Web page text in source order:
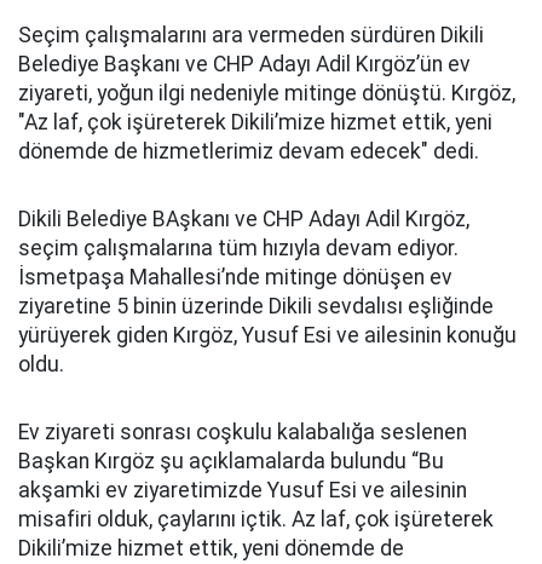
Seçim çalışmalarını ara vermeden sürdüren Dikili
Belediye Başkanı ve CHP Adayı Adil Kırgöz’ün ev
ziyareti, yoğun ilgi nedeniyle mitinge dönüştü. Kırgöz,
"Az laf, çok işüreterek Dikili’mize hizmet ettik, yeni
dönemde de hizmetlerimiz devam edecek" dedi.
Dikili Belediye BAşkanı ve CHP Adayı Adil Kırgöz,
seçim çalışmalarına tüm hızıyla devam ediyor.
İsmetpaşa Mahallesi’nde mitinge dönüşen ev
ziyaretine 5 binin üzerinde Dikili sevdalısı eşliğinde
yürüyerek giden Kırgöz, Yusuf Esi ve ailesinin konuğu
oldu.
Ev ziyareti sonrası coşkulu kalabalığa seslenen
Başkan Kırgöz şu açıklamalarda bulundu “Bu
akşamki ev ziyaretimizde Yusuf Esi ve ailesinin
misafiri olduk, çaylarını içtik. Az laf, çok işüreterek
Dikili’mize hizmet ettik, yeni dönemde de